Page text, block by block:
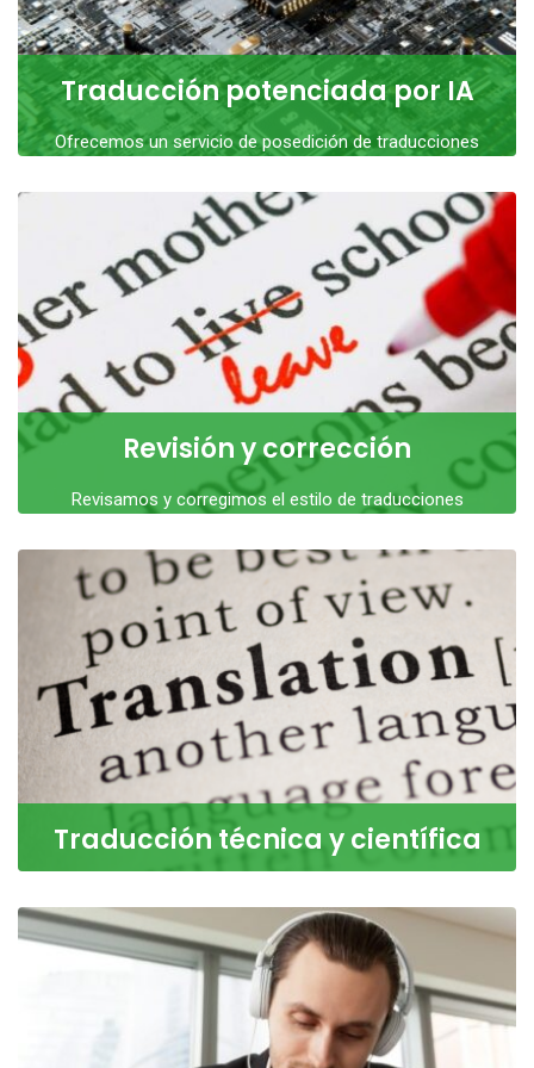
Traducción potenciada por IA
Ofrecemos un servicio de posedición de traducciones
traducciones agrícolas valiéndonos de
Revisión y corrección
Revisamos y corregimos el estilo de traducciones
ortográficos,
LEER MÁS
Traducción técnica y científica
traducción de textos del ámbito de la agricultura,
LEER MÁS